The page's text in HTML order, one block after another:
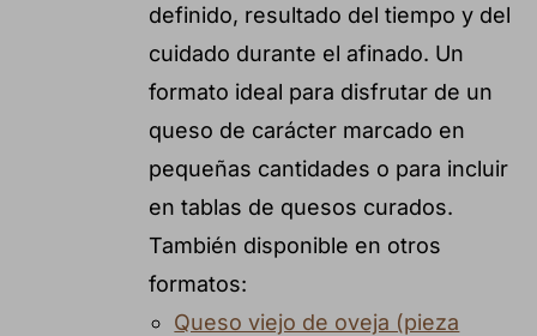
definido, resultado del tiempo y del
cuidado durante el afinado. Un
formato ideal para disfrutar de un
queso de carácter marcado en
pequeñas cantidades o para incluir
en tablas de quesos curados.
También disponible en otros
formatos:
Queso viejo de oveja (pieza